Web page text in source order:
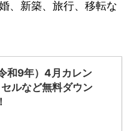
、新築、旅行、移転な
和9年）4月カレン
ルなど無料ダウン